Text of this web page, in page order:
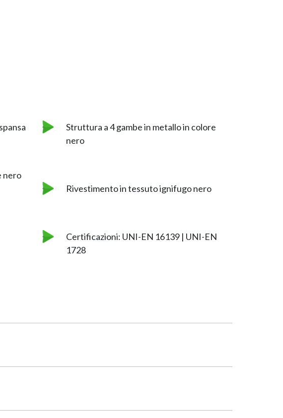
nero
Struttura a 4 gambe in metallo in colore
nero
Rivestimento in tessuto ignifugo nero
Certificazioni: UNI-EN 16139 | UNI-EN
1728